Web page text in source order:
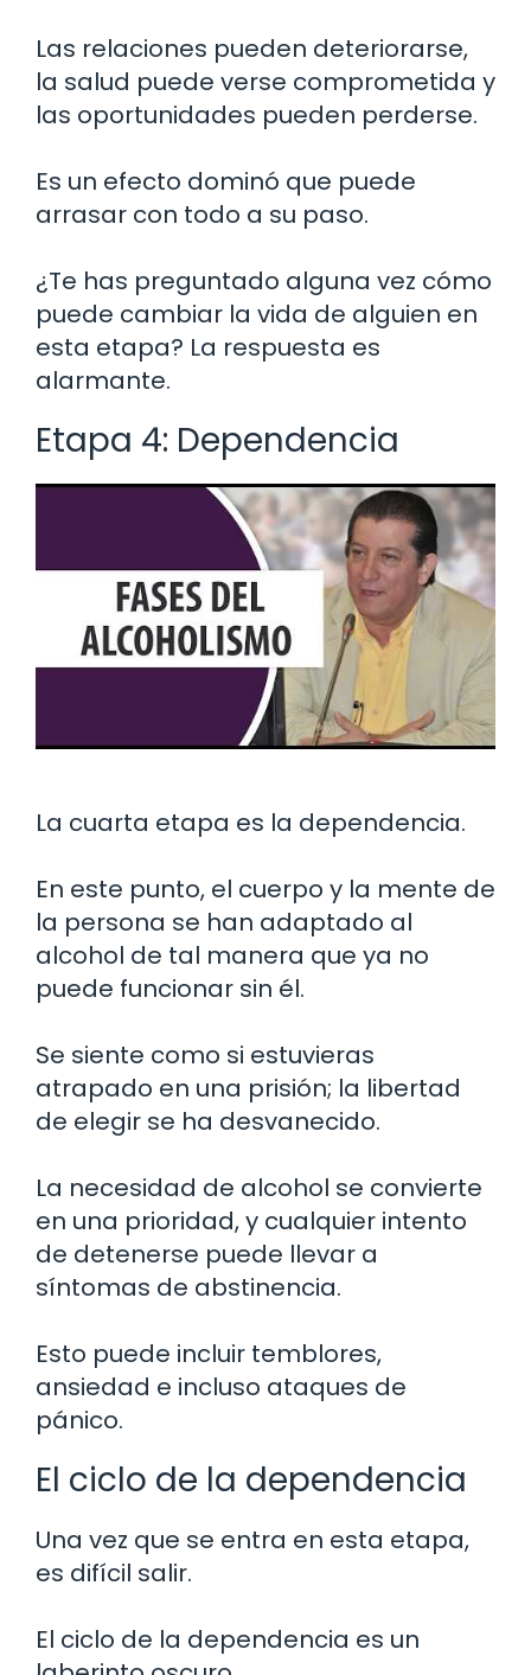
Las relaciones pueden deteriorarse,
la salud puede verse comprometida y
las oportunidades pueden perderse.
Es un efecto dominó que puede
arrasar con todo a su paso.
¿Te has preguntado alguna vez cómo
puede cambiar la vida de alguien en
esta etapa? La respuesta es
alarmante.
Etapa 4: Dependencia
La cuarta etapa es la dependencia.
En este punto, el cuerpo y la mente de
la persona se han adaptado al
alcohol de tal manera que ya no
puede funcionar sin él.
Se siente como si estuvieras
atrapado en una prisión; la libertad
de elegir se ha desvanecido.
La necesidad de alcohol se convierte
en una prioridad, y cualquier intento
de detenerse puede llevar a
síntomas de abstinencia.
Esto puede incluir temblores,
ansiedad e incluso ataques de
pánico.
El ciclo de la dependencia
Una vez que se entra en esta etapa,
es difícil salir.
El ciclo de la dependencia es un